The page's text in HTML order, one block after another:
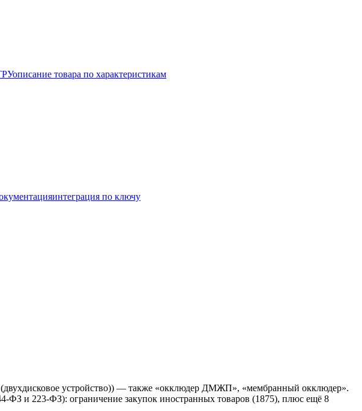
описание товара по характеристикам
интеграция по ключу
устройство)) — также «окклюдер ДМЖП», «мембранный окклюдер».
и 223-ФЗ): ограничение закупок иностранных товаров (1875), плюс ещё 8